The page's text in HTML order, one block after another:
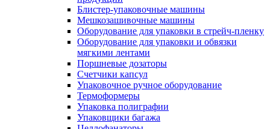
Блистер-упаковочные машины
Мешкозашивочные машины
Оборудование для упаковки в стрейч-пленку
Оборудование для упаковки и обвязки
мягкими лентами
Поршневые дозаторы
Счетчики капсул
Упаковочное ручное оборудование
Термоформеры
Упаковка полиграфии
Упаковщики багажа